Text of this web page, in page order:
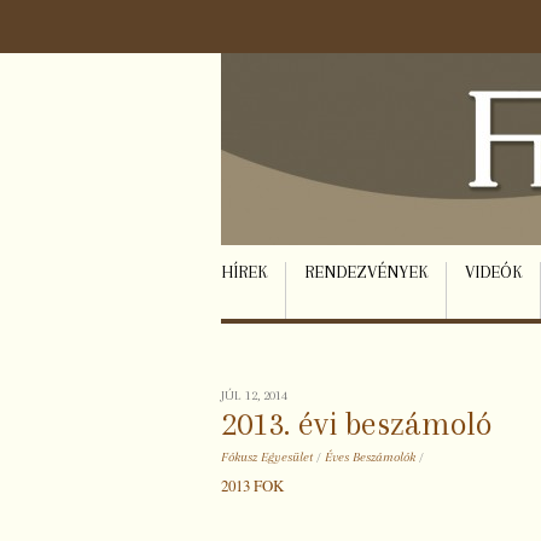
HÍREK RENDEZVÉNYEK VIDEÓK
JÚL 12, 2014
2013. évi beszámoló
Fókusz Egyesület / Éves Beszámolók /
2013 FOK